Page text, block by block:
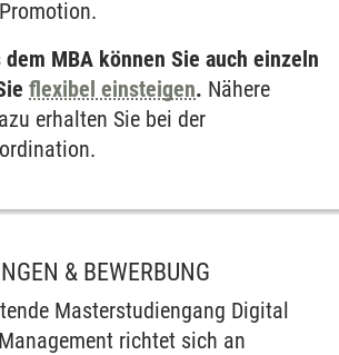
MBA können Sie auch einzeln
flexibel einsteigen. Nähere
erhalten Sie bei der
& BEWERBUNG
Masterstudiengang Digital
richtet sich an